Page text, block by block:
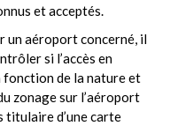
et acceptés.
un aéroport concerné, il
si l’accès en
fonction de la nature et
zonage sur l’aéroport
titulaire d’une carte